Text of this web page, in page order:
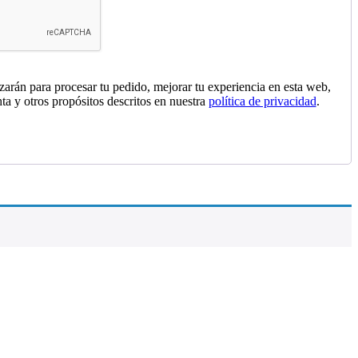
para procesar tu pedido, mejorar tu experiencia en esta web,
y otros propósitos descritos en nuestra política de privacidad.